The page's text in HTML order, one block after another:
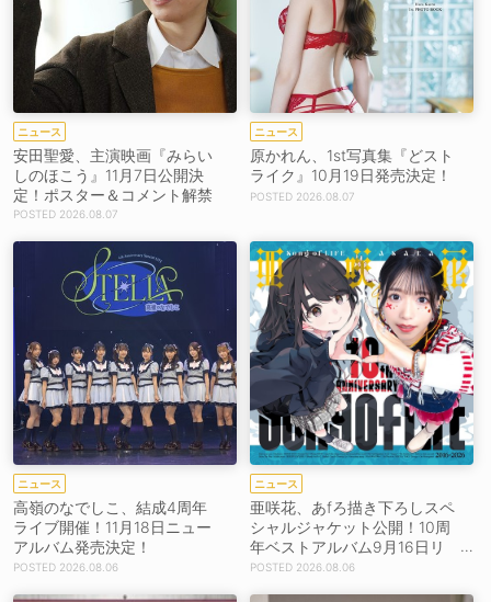
ニュース
安田聖愛、主演映画『みらい
しのほこう』11月7日公開決
定！ポスター＆コメント解禁
2026.08.07
ニュース
原かれん、1st写真集『どスト
ライク』10月19日発売決定！
2026.08.07
ニュース
高嶺のなでしこ、結成4周年
ライブ開催！11月18日ニュー
アルバム発売決定！
2026.08.06
ニュース
亜咲花、あfろ描き下ろしスペ
シャルジャケット公開！10周
年ベストアルバム9月16日リ
リース！2026.08.06